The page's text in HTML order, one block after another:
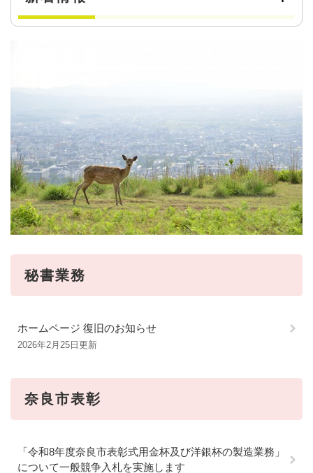
秘書業務
ホームページ 復旧のお知らせ
2026年2月25日更新
奈良市表彰
「令和8年度奈良市表彰式用金杯及び洋銀杯の製造業務」
について一般競争入札を実施します